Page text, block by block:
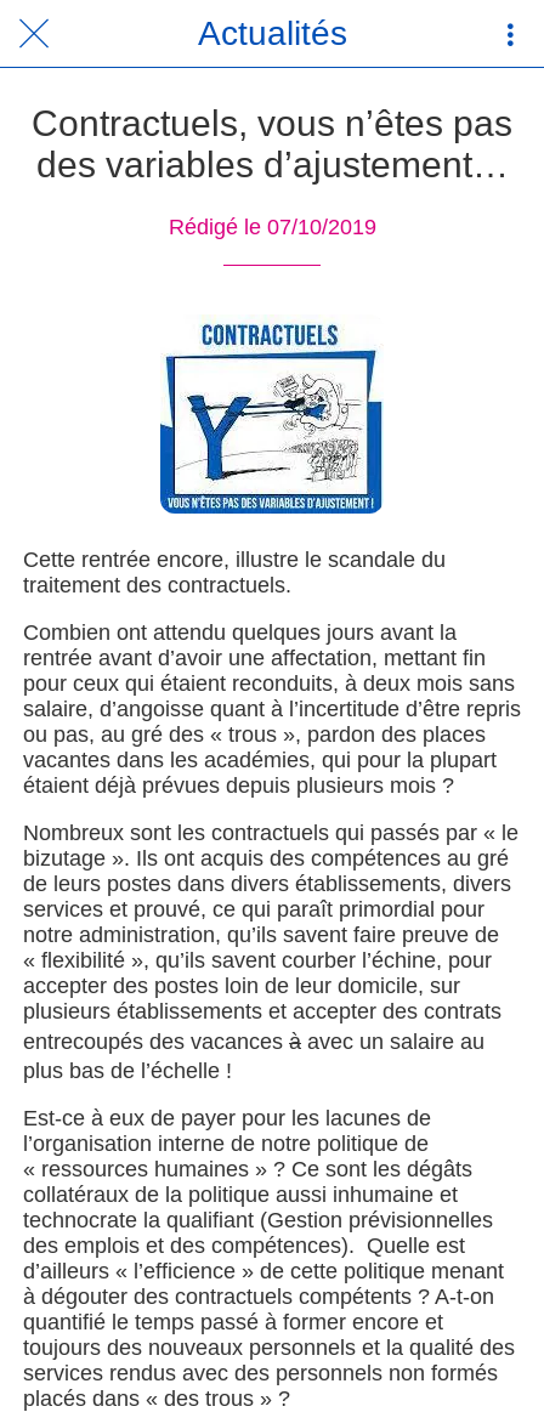
Actualités
Contractuels, vous n’êtes pas
des variables d’ajustement…
Rédigé le 07/10/2019
Cette rentrée encore, illustre le scandale du
traitement des contractuels.
Combien ont attendu quelques jours avant la
rentrée avant d’avoir une affectation, mettant fin
pour ceux qui étaient reconduits, à deux mois sans
salaire, d’angoisse quant à l’incertitude d’être repris
ou pas, au gré des « trous », pardon des places
vacantes dans les académies, qui pour la plupart
étaient déjà prévues depuis plusieurs mois ?
Nombreux sont les contractuels qui passés par « le
bizutage ». Ils ont acquis des compétences au gré
de leurs postes dans divers établissements, divers
services et prouvé, ce qui paraît primordial pour
notre administration, qu’ils savent faire preuve de
« flexibilité », qu’ils savent courber l’échine, pour
accepter des postes loin de leur domicile, sur
plusieurs établissements et accepter des contrats
entrecoupés des vacances à avec un salaire au
plus bas de l’échelle !
Est-ce à eux de payer pour les lacunes de
l’organisation interne de notre politique de
« ressources humaines » ? Ce sont les dégâts
collatéraux de la politique aussi inhumaine et
technocrate la qualifiant (Gestion prévisionnelles
des emplois et des compétences). Quelle est
d’ailleurs « l’efficience » de cette politique menant
à dégouter des contractuels compétents ? A-t-on
quantifié le temps passé à former encore et
toujours des nouveaux personnels et la qualité des
services rendus avec des personnels non formés
placés dans « des trous » ?